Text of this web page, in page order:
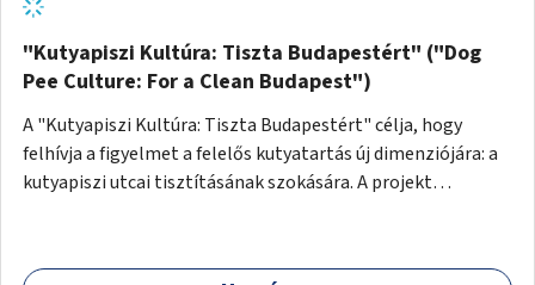
"Kutyapiszi Kultúra: Tiszta Budapestért" ("Dog
Pee Culture: For a Clean Budapest")
A "Kutyapiszi Kultúra: Tiszta Budapestért" célja, hogy
felhívja a figyelmet a felelős kutyatartás új dimenziójára: a
kutyapiszi utcai tisztításának szokására. A projekt
palack vízzel öblítsék le azt, ezzel hozzájárulva a tiszta,